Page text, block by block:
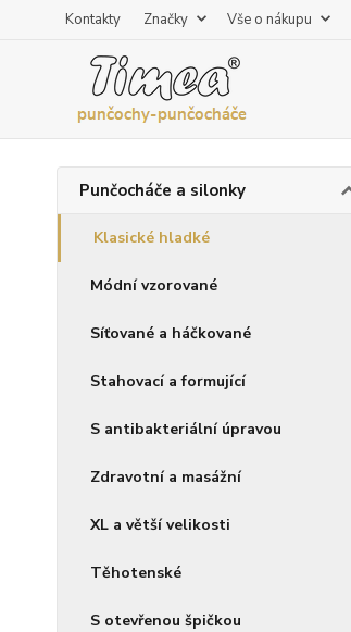
Kontakty Značky Vše o nákupu
Punčocháče a silonky
Klasické hladké
Módní vzorované
Síťované a háčkované
Stahovací a formující
S antibakteriální úpravou
Zdravotní a masážní
XL a větší velikosti
Těhotenské
S otevřenou špičkou